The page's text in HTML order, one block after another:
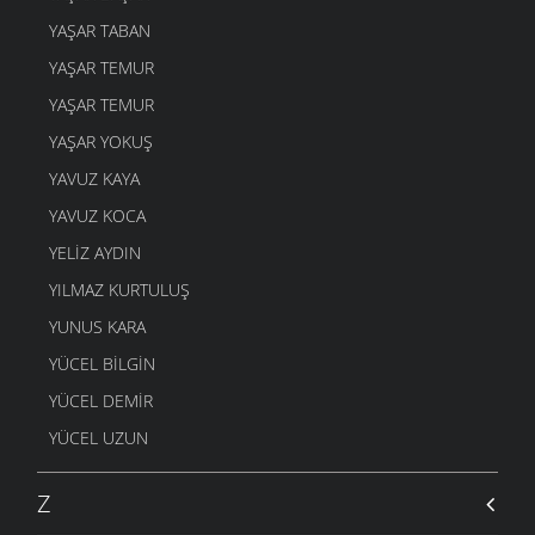
4 MART 2006
ŞAVŞETLİNIN GELENEGİ
DUDAK
4 MART 2006
GEL ÖĞRETMENE
4 MART 2006
YANDIM
4 MART 2006
Mİ Kİ
4 MART 2006
O ZAMAN BUYUR
4 MART 2006
4 MART 2006
YAŞAR TABAN
YAŞAR TEMUR
YAŞAR TEMUR
YAŞAR YOKUŞ
YAVUZ KAYA
YAVUZ KOCA
YELIZ AYDIN
YILMAZ KURTULUŞ
YUNUS KARA
YÜCEL BILGIN
YÜCEL DEMIR
YÜCEL UZUN
Z